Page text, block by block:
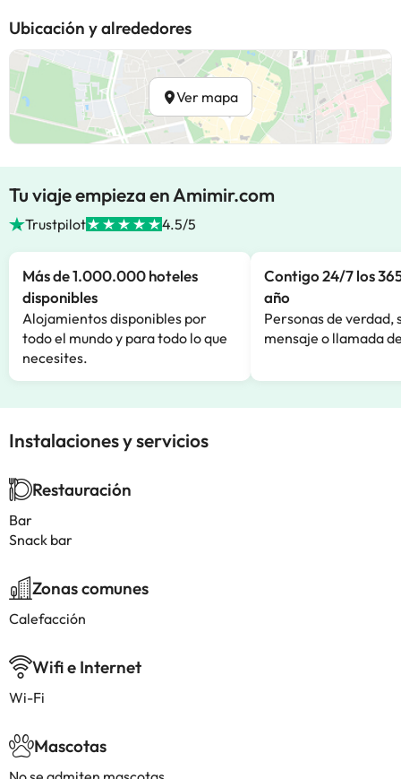
Ubicación y alrededores
Ver mapa
Tu viaje empieza en Amimir.com
Trustpilot 4.5/5
Más de 1.000.000 hoteles
disponibles
Alojamientos disponibles por
todo el mundo y para todo lo que
necesites.
Contigo 24/7 los
año
Personas de verdad,
mensaje o llamada
Instalaciones y servicios
Restauración
Bar
Snack bar
Zonas comunes
Calefacción
Wifi e Internet
Wi-Fi
Mascotas